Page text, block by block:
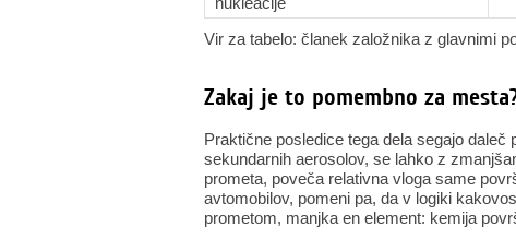
Vir za tabelo: članek založnika z glavnimi
Zakaj je to pomembno za
Praktične posledice tega dela segajo
sekundarnih aerosolov, se lahko z
prometa, poveča relativna vloga same
avtomobilov, pomeni pa, da v logiki
prometom, manjka en element: kemija